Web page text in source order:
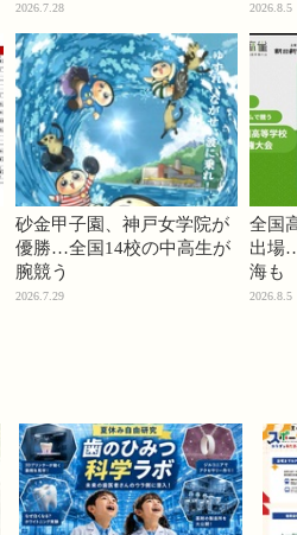
2026.7.28 2026.8.5
砂金甲子園、神戸女学院が
優勝…全国14校の中高生が
腕競う
2026.7.29
全国
出場
海も
2026.8.5